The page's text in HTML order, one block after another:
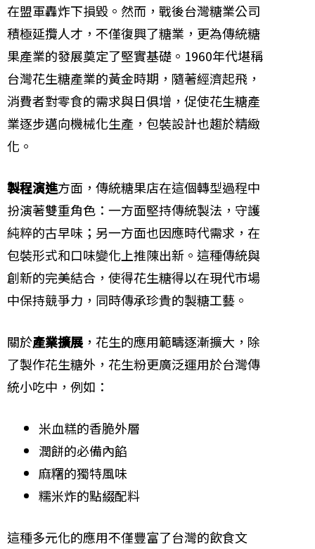
在盟軍轟炸下損毀。然而，戰後台灣糖業公司
積極延攬人才，不僅復興了糖業，更為傳統糖
果產業的發展奠定了堅實基礎。1960年代堪稱
台灣花生糖產業的黃金時期，隨著經濟起飛，
消費者對零食的需求與日俱增，促使花生糖產
業逐步邁向機械化生產，包裝設計也趨於精緻
化。
製程演進方面，傳統糖果店在這個轉型過程中
扮演著雙重角色：一方面堅持傳統製法，守護
純粹的古早味；另一方面也因應時代需求，在
包裝形式和口味變化上推陳出新。這種傳統與
創新的完美結合，使得花生糖得以在現代市場
中保持競爭力，同時傳承珍貴的製糖工藝。
關於產業擴展 ，花生的應用範疇逐漸擴大，除
了製作花生糖外，花生粉更廣泛運用於台灣傳
統小吃中，例如：
米血糕的香脆外層
潤餅的必備內餡
麻糬的獨特風味
糯米炸的點綴配料
這種多元化的應用不僅豐富了台灣的飲食文